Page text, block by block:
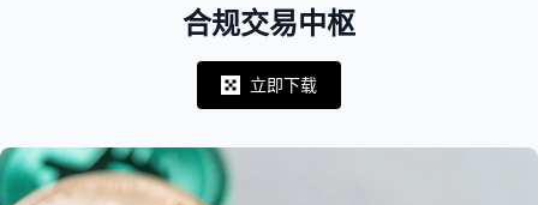
合规交易中枢
Notifications
立即下载